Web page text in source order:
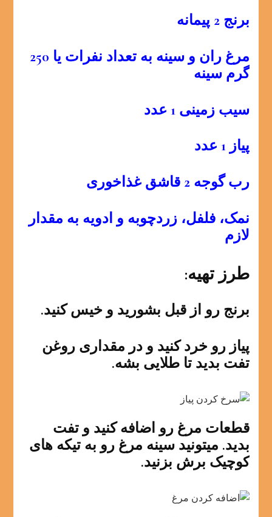
برنج 2 پیمانه
مرغ ران و سینه به تعداد نفرات یا 250
گرم سینه
سیب زمینی 1 عدد
پیاز 1 عدد
رب گوجه 2 قاشق غذاخوری
نمک، فلفل، زردچوبه و ادویه به مقدار
لازم
طرز تهیه:
برنج رو از قبل بشورید و خیس کنید.
پیاز رو خرد کنید و در مقداری روغن
تفت بدید تا طلایی بشه.
قطعات مرغ رو اضافه کنید و تفت
بدید. میتونید سینه مرغ رو به تیکه های
کوچیک برش بزنید.